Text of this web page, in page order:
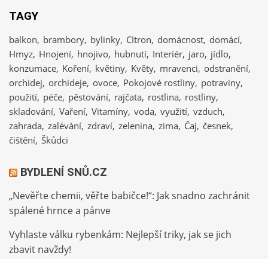
TAGY
balkon brambory bylinky CItron domácnost domácí
Hmyz Hnojení hnojivo hubnutí Interiér jaro jídlo
konzumace Koření květiny Květy mravenci odstranění
orchidej orchideje ovoce Pokojové rostliny potraviny
použití péče pěstování rajčata rostlina rostliny
skladování Vaření Vitamíny voda využití vzduch
zahrada zalévání zdraví zelenina zima Čaj česnek
čištění Škůdci
BYDLENÍ SNŮ.CZ
„Nevěřte chemii, věřte babičce!“: Jak snadno zachránit
spálené hrnce a pánve
Vyhlaste válku rybenkám: Nejlepší triky, jak se jich
zbavit navždy!